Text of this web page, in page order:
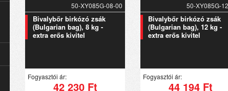
50-XY085G-08-00
Bivalybőr birkózó zsák
(Bulgarian bag), 8 kg -
extra erős kivitel
Fogyasztói ár:
42 230 Ft
50-XY085G-
Bivalybőr birkózó zsák
(Bulgarian bag), 12 kg -
extra erős kivitel
Fogyasztói ár:
44 194 Ft